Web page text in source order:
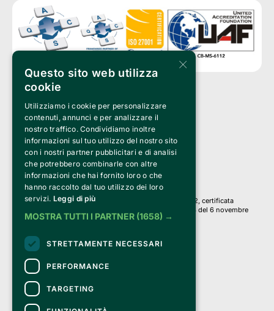
Clappit è un marchio di proprietà di:
Bemils Srl
a Socio Unico
Via Fosse Ardeatine, 4 -20092 Cinisello Balsamo (MI)
PI 05589050961
Iscr. C.C.I.A.A. Milano R.E.A. 1833471
© 2010-2025 Bemils Srl - Tutti i diritti riservati
Credits:
Clappit è basato sulla piattaforma di biglietteria Belive 6.2, certificata
dall’Agenzia delle Entrate con protocollo n. 2025/445474 del 6 novembre
2025.
Su Clappit i tuoi acquisti ed i tuoi dati
sono sicuri e protetti da un certificato SSL
con crittografia a 128 bit.
×
Questo sito web utilizza
cookie
Utilizziamo i cookie per personalizzare
contenuti, annunci e per analizzare il
nostro traffico. Condividiamo inoltre
informazioni sul tuo utilizzo del nostro sito
con i nostri partner pubblicitari e di analisi
che potrebbero combinarle con altre
informazioni che hai fornito loro o che
hanno raccolto dal tuo utilizzo dei loro
servizi. Leggi di più
MOSTRA TUTTI I PARTNER (1658) →
STRETTAMENTE NECESSARI
PERFORMANCE
TARGETING